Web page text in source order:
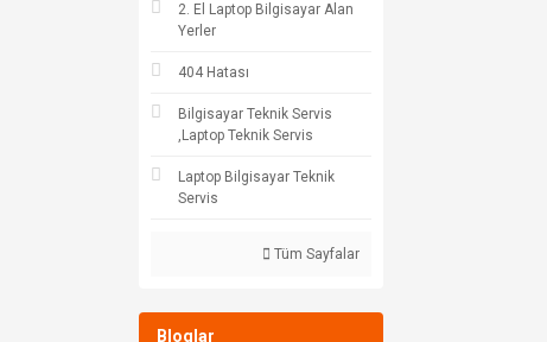
2. El Laptop Bilgisayar Alan
Yerler
404 Hatası
Bilgisayar Teknik Servis
,Laptop Teknik Servis
Laptop Bilgisayar Teknik
Servis
Tüm Sayfalar
Bloglar